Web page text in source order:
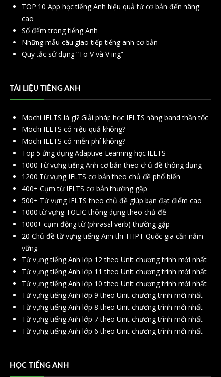
TOP 10 App học tiếng Anh hiệu quả từ cơ bản đến nâng
cao
Số đếm trong tiếng Anh
Những mẫu câu giao tiếp tiếng anh cơ bản
Quy tắc sử dụng “To V và V-ing”
TÀI LIỆU TIẾNG ANH
Mochi IELTS là gì? Giải pháp học IELTS nâng band thần tốc
Mochi IELTS có hiệu quả không?
Mochi IELTS có miễn phí không?
Top 5 ứng dụng Adaptive Learning học IELTS
1000 Từ vựng tiếng Anh cơ bản theo chủ đề thông dụng
1200 Từ vựng IELTS cơ bản theo chủ đề phổ biến
400+ Cụm từ IELTS cơ bản thường gặp
500+ Từ vựng IELTS theo chủ đề giúp bạn đạt điểm cao
1000 từ vựng TOEIC thông dụng theo chủ đề
1000+ cụm động từ (phrasal verb) thường gặp
20 Chủ đề từ vựng tiếng Anh thi THPT Quốc gia cần nắm
vững
Từ vựng tiếng Anh lớp 12 theo Unit chương trình mới nhất
Từ vựng tiếng Anh lớp 11 theo Unit chương trình mới nhất
Từ vựng tiếng Anh lớp 10 theo Unit chương trình mới nhất
Từ vựng tiếng Anh lớp 9 theo Unit chương trình mới nhất
Từ vựng tiếng Anh lớp 8 theo Unit chương trình mới nhất
Từ vựng tiếng Anh lớp 7 theo Unit chương trình mới nhất
Từ vựng tiếng Anh lớp 6 theo Unit chương trình mới nhất
HỌC TIẾNG ANH